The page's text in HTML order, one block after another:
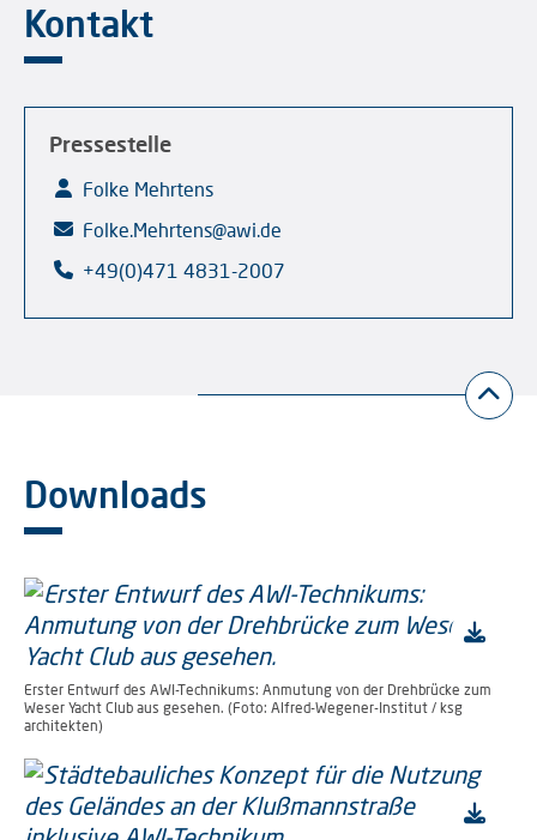
Kontakt
Pressestelle
Folke Mehrtens
Folke.Mehrtens@awi.de
+49(0)471 4831-2007
Downloads
Erster Entwurf des AWI-Technikums: Anmutung von der Drehbrücke zum
Weser Yacht Club aus gesehen. (Foto: Alfred-Wegener-Institut / ksg
architekten)